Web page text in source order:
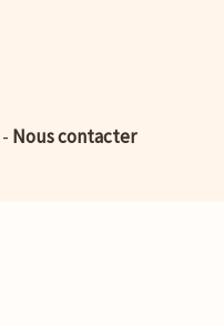
- Nous contacter